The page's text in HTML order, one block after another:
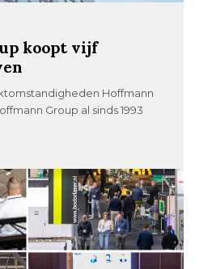
koopt vijf
Hoffmann
Group al sinds 1993